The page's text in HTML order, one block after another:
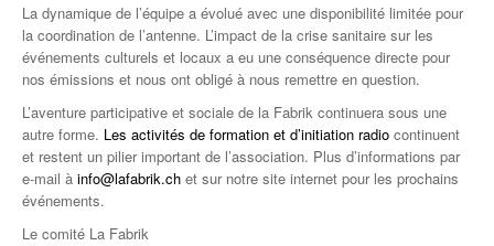
La dynamique de l’équipe a évolué avec une disponibilité limitée pour
la coordination de l’antenne. L’impact de la crise sanitaire sur les
événements culturels et locaux a eu une conséquence directe pour
nos émissions et nous ont obligé à nous remettre en question.
L’aventure participative et sociale de la Fabrik continuera sous une
autre forme. Les activités de formation et d’initiation radio continuent
et restent un pilier important de l’association. Plus d’informations par
e-mail à info@lafabrik.ch et sur notre site internet pour les prochains
événements.
Le comité La Fabrik